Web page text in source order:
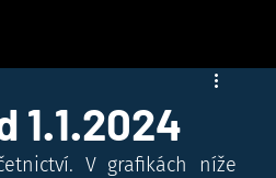
1.1.2024
V grafikách níže